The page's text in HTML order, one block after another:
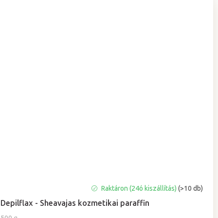
Depilflax - Sheavajas kozmetikai paraffin
termék
átlagos
Raktáron (24ó kiszállítás)(>10 db)